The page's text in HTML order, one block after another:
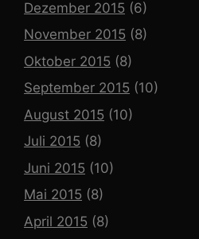
Dezember 2015 (6)
November 2015 (8)
Oktober 2015 (8)
September 2015 (10)
August 2015 (10)
Juli 2015 (8)
Juni 2015 (10)
Mai 2015 (8)
April 2015 (8)